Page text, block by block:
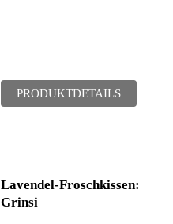
PRODUKTDETAILS
Lavendel-Froschkissen:
Grinsi